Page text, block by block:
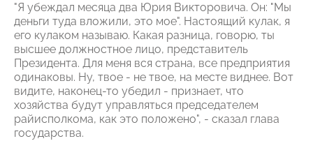
"Я убеждал месяца два Юрия Викторовича. Он: "Мы
деньги туда вложили, это мое". Настоящий кулак, я
его кулаком называю. Какая разница, говорю, ты
высшее должностное лицо, представитель
Президента. Для меня вся страна, все предприятия
одинаковы. Ну, твое - не твое, на месте виднее. Вот
видите, наконец-то убедил - признает, что
хозяйства будут управляться председателем
райисполкома, как это положено", - сказал глава
государства.